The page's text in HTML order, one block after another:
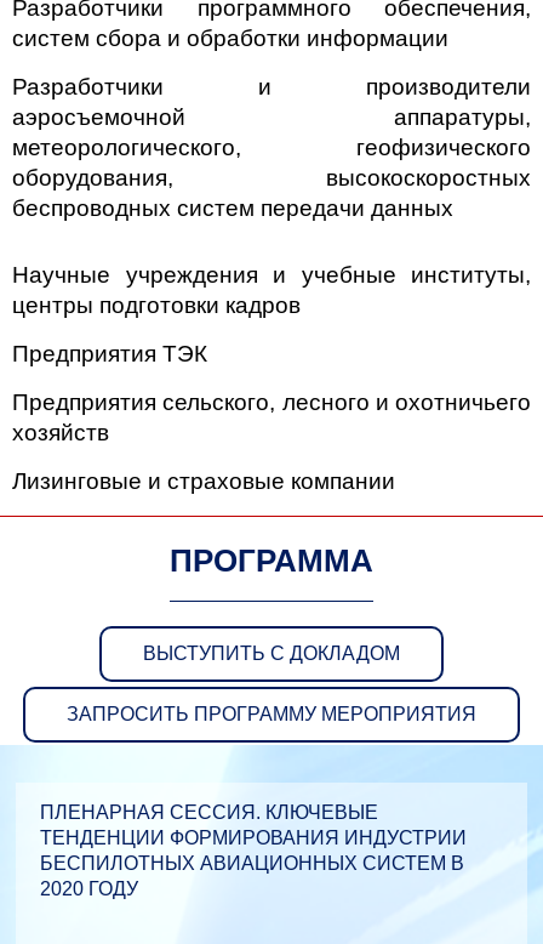
Разработчики программного обеспечения,
систем сбора и обработки информации
Разработчики и производители
аэросъемочной аппаратуры,
метеорологического, геофизического
оборудования, высокоскоростных
беспроводных систем передачи данных
Научные учреждения и учебные институты,
центры подготовки кадров
Предприятия ТЭК
Предприятия сельского, лесного и охотничьего
хозяйств
Лизинговые и страховые компании
ПРОГРАММА
ВЫСТУПИТЬ С ДОКЛАДОМ
ЗАПРОСИТЬ ПРОГРАММУ МЕРОПРИЯТИЯ
ПЛЕНАРНАЯ СЕССИЯ. КЛЮЧЕВЫЕ
ТЕНДЕНЦИИ ФОРМИРОВАНИЯ ИНДУСТРИИ
БЕСПИЛОТНЫХ АВИАЦИОННЫХ СИСТЕМ В
2020 ГОДУ